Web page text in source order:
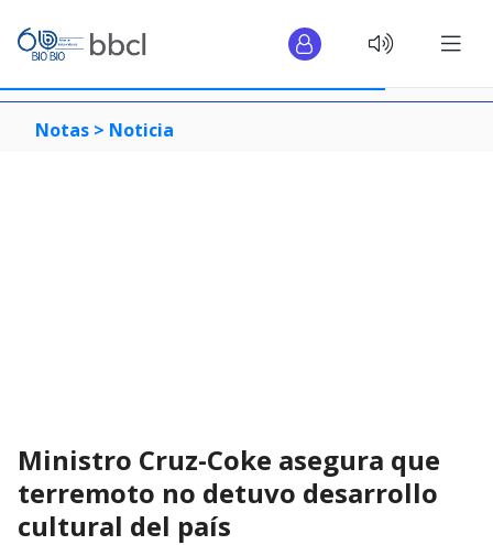
Notas > Noticia
Ministro Cruz-Coke asegura que
terremoto no detuvo desarrollo
cultural del país